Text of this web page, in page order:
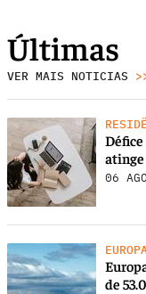
Últimas
VER MAIS NOTICIAS
atinge
06
de